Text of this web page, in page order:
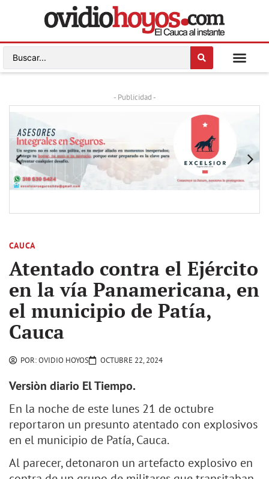
- Publicidad -
CAUCA
Atentado contra el Ejército
en la vía Panamericana, en
el municipio de Patía,
Cauca
POR:OVIDIO HOYOS OCTUBRE 22, 2024
Versiòn diario El Tiempo.
En la noche de este lunes 21 de octubre
reportaron un presunto atentado con explosivos
en el municipio de Patía, Cauca.
Al parecer, detonaron un artefacto explosivo en